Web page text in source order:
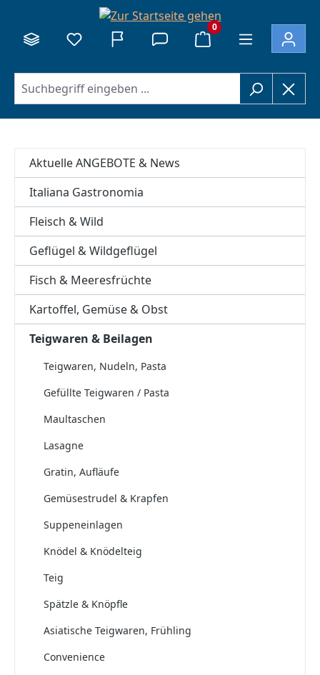
0
Aktuelle ANGEBOTE & News
Italiana Gastronomia
Fleisch & Wild
Geflügel & Wildgeflügel
Fisch & Meeresfrüchte
Kartoffel, Gemüse & Obst
Teigwaren & Beilagen
Teigwaren, Nudeln, Pasta
Gefüllte Teigwaren / Pasta
Maultaschen
Lasagne
Gratin, Aufläufe
Gemüsestrudel & Krapfen
Suppeneinlagen
Knödel & Knödelteig
Teig
Spätzle & Knöpfle
Asiatische Teigwaren, Frühling
Convenience